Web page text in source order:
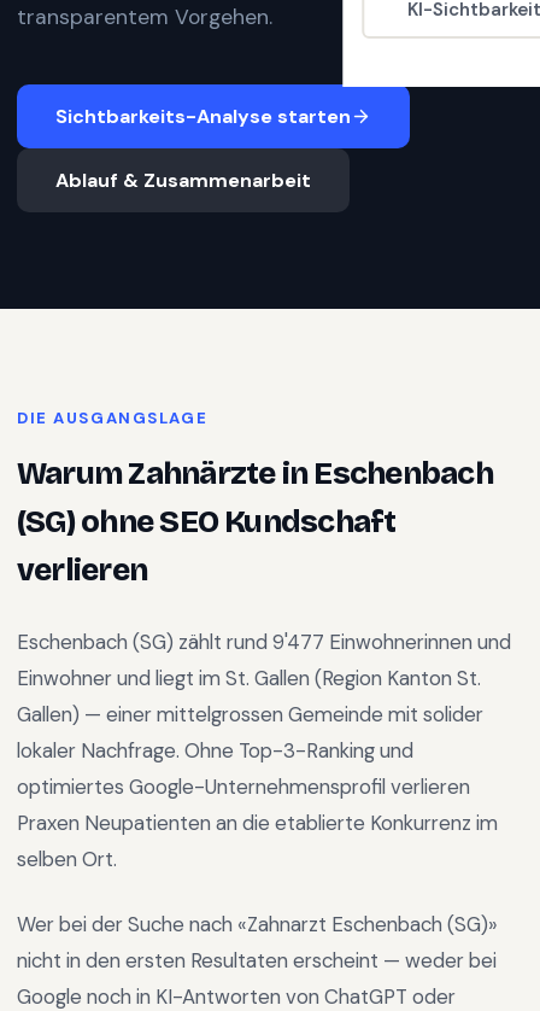
KI-
transparentem Vorgehen.
Sichtbarkeits-Analyse starten
Ablauf & Zusammenarbeit
DIE AUSGANGSLAGE
WarumZahnärzteinEschenbach
(SG)ohne SEO Kundschaft
verlieren
Eschenbach (SG) zählt rund 9'477 Einwohnerinnen und
Einwohner und liegt im St. Gallen (Region Kanton St.
Gallen) — einer mittelgrossen Gemeinde mit solider
lokaler Nachfrage. Ohne Top-3-Ranking und
optimiertes Google-Unternehmensprofil verlieren
Praxen Neupatienten an die etablierte Konkurrenz im
selben Ort.
Wer bei der Suche nach «Zahnarzt Eschenbach (SG)»
nicht in den ersten Resultaten erscheint — weder bei
Google noch in KI-Antworten von ChatGPT oder